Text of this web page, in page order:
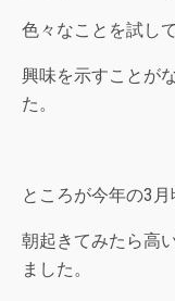
色々なことを試し
興味を示すことが
た。
ところが今年の3月
朝起きてみたら高
ました。